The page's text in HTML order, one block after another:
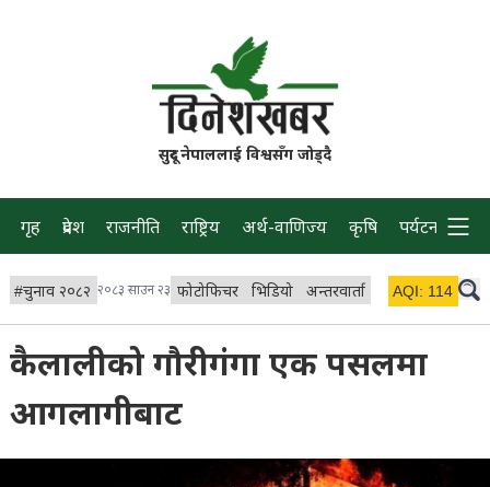
सुदूर नेपाललाई विश्वसँग जोड्दै
गृह प्रदेश राजनीति राष्ट्रिय अर्थ-वाणिज्य कृषि पर्यटन प्रवास
#चुनाव २०८२ २०८३ साउन २३ फोटोफिचर भिडियो अन्तरवार्ता विचार/ब्लग
AQI: 114
कैलालीको गौरीगंगा एक पसलमा
आगलागीबाट